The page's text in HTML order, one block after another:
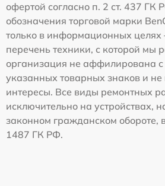
офертой согласно п. 2 ст. 437 ГК
обозначения торговой марки
только в информационных целях
перечень техники, с которой мы
организация не аффилирована
указанных товарных знаков и не
интересы. Все виды ремонтных
исключительно на устройствах,
законном гражданском обороте, в
1487 ГК РФ.